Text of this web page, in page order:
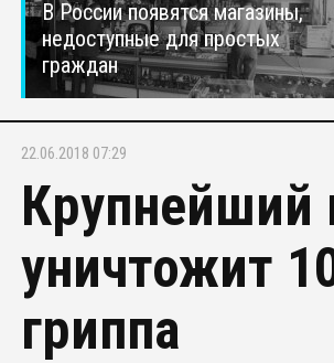
В России появятся магазины,
недоступные для простых
граждан
22.06.2018 07:29
Крупнейший
уничтожит
гриппа